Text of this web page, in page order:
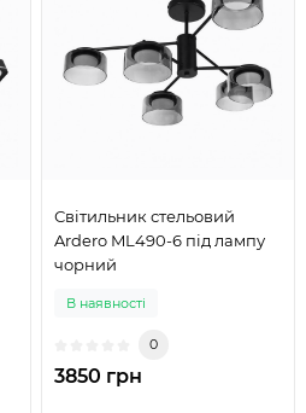
Світильник стельовий
Ardero ML490-6 під лампу
чорний
В наявності
0
3850 грн